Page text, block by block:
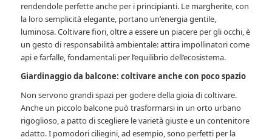
rendendole perfette anche per i principianti. Le margherite, con
la loro semplicità elegante, portano un’energia gentile,
luminosa. Coltivare fiori, oltre a essere un piacere per gli occhi, è
un gesto di responsabilità ambientale: attira impollinatori come
api e farfalle, fondamentali per l’equilibrio dell’ecosistema.
Giardinaggio da balcone: coltivare anche con poco spazio
Non servono grandi spazi per godere della gioia di coltivare.
Anche un piccolo balcone può trasformarsi in un orto urbano
rigoglioso, a patto di scegliere le varietà giuste e un contenitore
adatto. I pomodori ciliegini, ad esempio, sono perfetti per la